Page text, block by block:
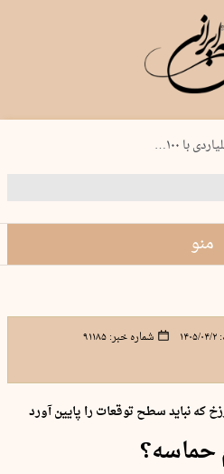
منو
۱۴۰۵/۰۴/۲ شماره خبر:۹۱۱۸۵
که نباید سطح توقعات را پایین آورد
حماسه؟